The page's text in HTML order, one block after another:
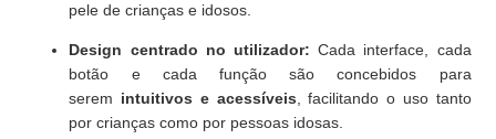
pele de crianças e idosos.
Design centrado no utilizador: Cada interface, cada
botão e cada função são concebidos para
serem intuitivos e acessíveis, facilitando o uso tanto
por crianças como por pessoas idosas.